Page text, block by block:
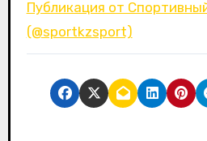
Публикация от
(@sportkzsport)